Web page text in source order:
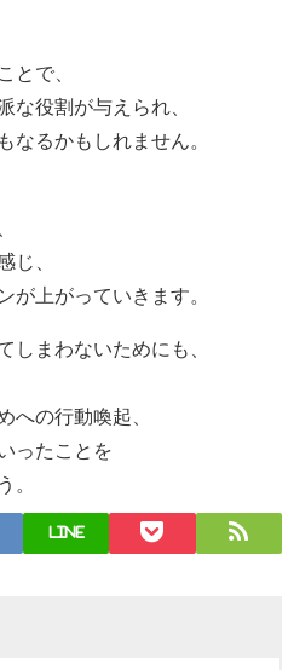
とで、
な役割が与えられ、
なるかもしれません。
じ、
が上がっていきます。
しまわないためにも、
への行動喚起、
ったことを
。
LINE